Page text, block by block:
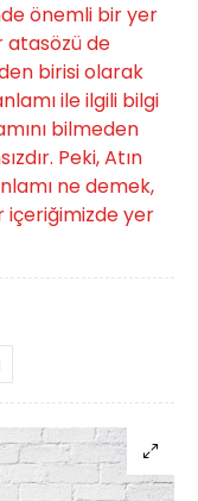
önemli bir yer
atasözü de
birisi olarak
ile ilgili bilgi
bilmeden
Peki, Atın
ne demek,
içeriğimizde yer